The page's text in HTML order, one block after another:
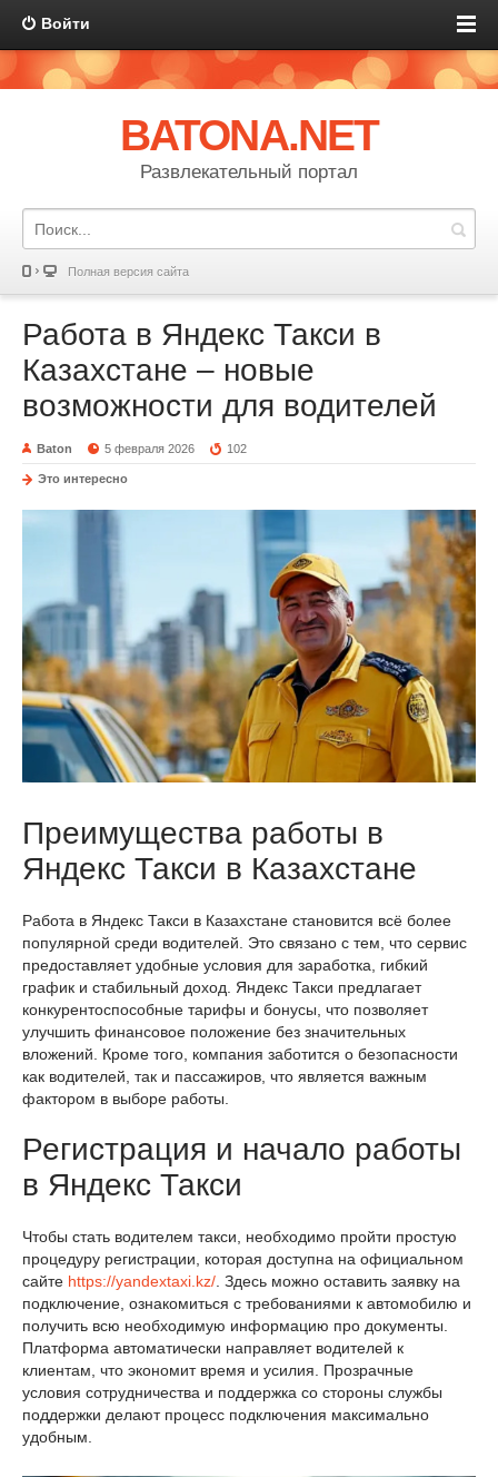
Войти
BATONA.NET
Развлекательный портал
Полная версия сайта
Работа в Яндекс Такси в
Казахстане – новые
возможности для водителей
Baton 5 февраля 2026 102
Это интересно
Преимущества работы в
Яндекс Такси в Казахстане
Работа в Яндекс Такси в Казахстане становится всё более
популярной среди водителей. Это связано с тем, что сервис
предоставляет удобные условия для заработка, гибкий
график и стабильный доход. Яндекс Такси предлагает
конкурентоспособные тарифы и бонусы, что позволяет
улучшить финансовое положение без значительных
вложений. Кроме того, компания заботится о безопасности
как водителей, так и пассажиров, что является важным
фактором в выборе работы.
Регистрация и начало работы
в Яндекс Такси
Чтобы стать водителем такси, необходимо пройти простую
процедуру регистрации, которая доступна на официальном
сайте https://yandextaxi.kz/ . Здесь можно оставить заявку на
подключение, ознакомиться с требованиями к автомобилю и
получить всю необходимую информацию про документы.
Платформа автоматически направляет водителей к
клиентам, что экономит время и усилия. Прозрачные
условия сотрудничества и поддержка со стороны службы
поддержки делают процесс подключения максимально
удобным.